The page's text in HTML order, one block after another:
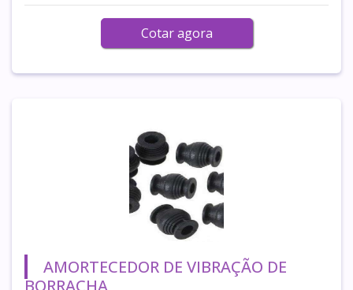
Cotar agora
AMORTECEDOR DE VIBRAÇÃO DE
BORRACHA